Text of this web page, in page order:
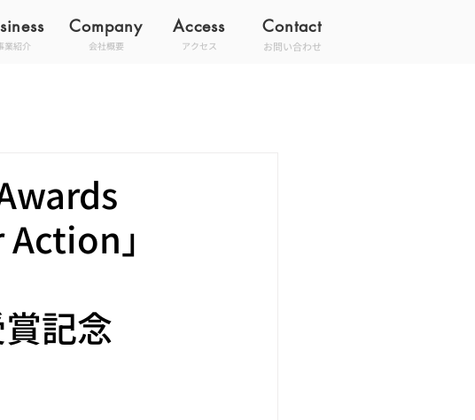
業紹介
Access Contact
アクセス お問い合わせ
Company
会社概要
」
記念